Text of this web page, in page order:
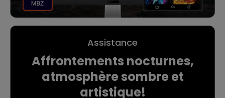
Assistance
Affrontements nocturnes,
atmosphère sombre et
artistique!